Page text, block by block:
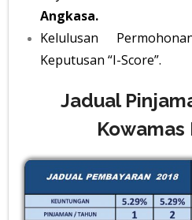
Angkasa.
Kelulusan
Keputusan “I-Score”.
Jadual
Kowamas